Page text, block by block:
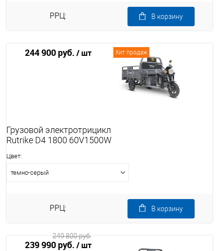
РРЦ:
244 900 руб. / шт
В корзину
Хит продаж
Грузовой электротрицикл
Rutrike D4 1800 60V1500W
Цвет:
темно-серый
РРЦ:
239 990 руб. / шт
249 800 руб.
В корзину